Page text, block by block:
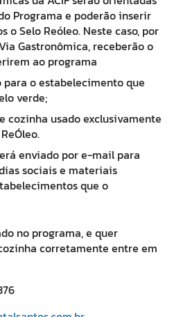
Programa e poderão inserir
o Selo Reóleo. Neste caso, por
Gastronômica, receberão o
ao programa
para o estabelecimento que
verde;
cozinha usado exclusivamente
enviado por e-mail para
sociais e materiais
que o
no programa, e quer
corretamente entre em